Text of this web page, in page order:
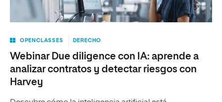
OPENCLASSES DERECHO
Webinar Due diligence con IA: aprende a
analizar contratos y detectar riesgos con
Harvey